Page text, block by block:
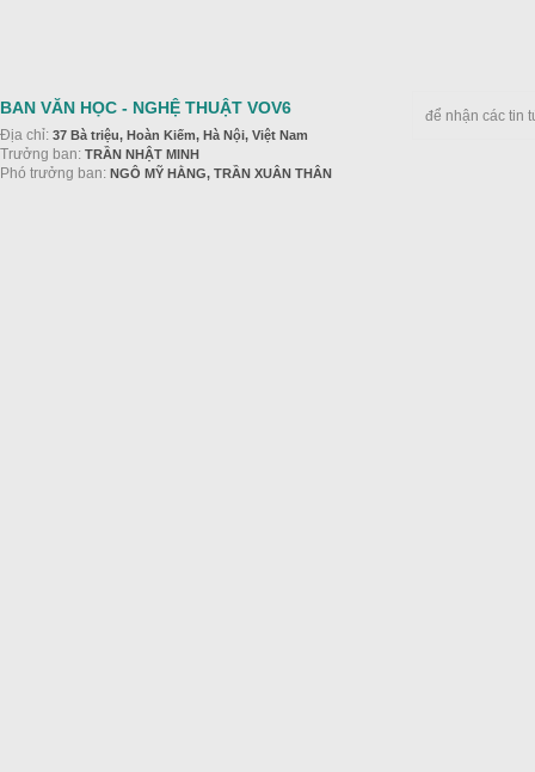
BAN VĂN HỌC - NGHỆ THUẬT VOV6
Địa chỉ: 37 Bà triệu, Hoàn Kiếm, Hà Nội, Việt Nam
Trưởng ban: TRẦN NHẬT MINH
Phó trưởng ban: NGÔ MỸ HẰNG, TRẦN XUÂN THÂN
để nhận các tin